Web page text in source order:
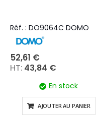
Réf. : DO9064C DOMO
52,61 €
43,84 €
En stock
AJOUTER AU PANIER